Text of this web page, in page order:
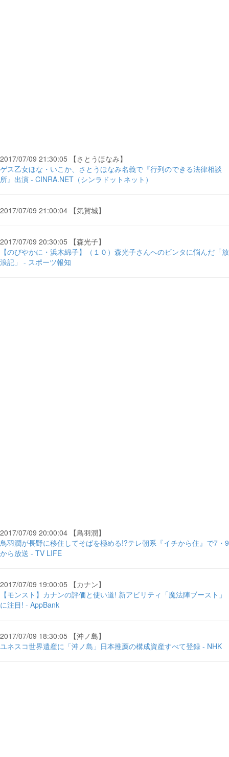
2017/07/09 21:30:05 【さとうほなみ】
ゲス乙女ほな・いこか、さとうほなみ名義で『行列のできる法律相談
所』出演 - CINRA.NET（シンラドットネット）
2017/07/09 21:00:04 【気賀城】
2017/07/09 20:30:05 【森光子】
【のびやかに・浜木綿子】（１０）森光子さんへのビンタに悩んだ「放
浪記」 - スポーツ報知
2017/07/09 20:00:04 【鳥羽潤】
鳥羽潤が長野に移住してそばを極める!?テレ朝系『イチから住』で7・9
から放送 - TV LIFE
2017/07/09 19:00:05 【カナン】
【モンスト】カナンの評価と使い道! 新アビリティ「魔法陣ブースト」
に注目! - AppBank
2017/07/09 18:30:05 【沖ノ島】
ユネスコ世界遺産に「沖ノ島」日本推薦の構成資産すべて登録 - NHK